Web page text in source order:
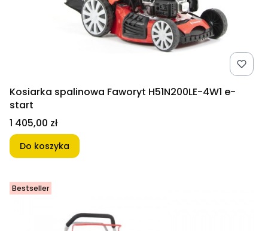
Kosiarka spalinowa Faworyt H51N200LE-4W1 e-
start
Cena
1 405,00 zł
Do koszyka
Bestseller